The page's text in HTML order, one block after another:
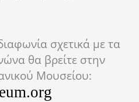
σχετικά με τα
θα βρείτε στην
Μουσείου: